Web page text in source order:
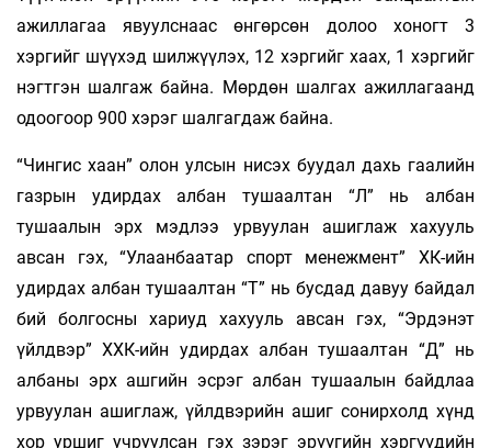
ажиллагаа явуулснаас өнгөрсөн долоо хоногт 3
хэргийг шүүхэд шилжүүлэх, 12 хэргийг хаах, 1 хэргийг
нэгтгэн шалгаж байна. Мөрдөн шалгах ажиллагаанд
одоогоор 900 хэрэг шалгагдаж байна.
“Чингис хаан” олон улсын нисэх буудал дахь гаалийн
газрын удирдах албан тушаалтан “Л” нь албан
тушаалын эрх мэдлээ урвуулан ашиглаж хахууль
авсан гэх, “Улаанбаатар спорт менежмент” ХК-ийн
удирдах албан тушаалтан “Т” нь бусдад давуу байдал
бий болгосны хариуд хахууль авсан гэх, “Эрдэнэт
үйлдвэр” ХХК-ийн удирдах албан тушаалтан “Д” нь
албаны эрх ашгийн эсрэг албан тушаалын байдлаа
урвуулан ашиглаж, үйлдвэрийн ашиг сонирхолд хүнд
хор уршиг учруулсан гэх зэрэг эрүүгийн хэргүүдийн